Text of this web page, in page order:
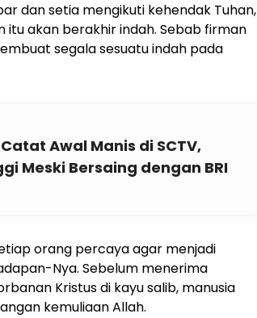
dan setia mengikuti kehendak Tuhan,
akan berakhir indah. Sebab firman
segala sesuatu indah pada
Awal Manis di SCTV,
Meski Bersaing dengan BRI
orang percaya agar menjadi
Nya. Sebelum menerima
Kristus di kayu salib, manusia
kemuliaan Allah.